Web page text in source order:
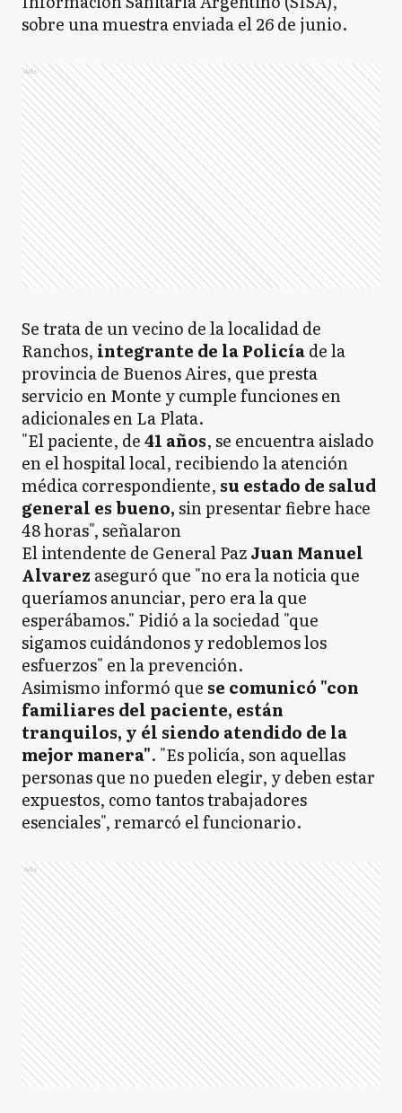
sobre una muestra enviada el 26 de junio.
Ads
Se trata de un vecino de la localidad de
Ranchos, integrante de la Policíade la
provincia de Buenos Aires, que presta
servicio en Monte y cumple funciones en
adicionales en La Plata.
"El paciente, de41 años, se encuentra aislado
en el hospital local, recibiendo la atención
médica correspondiente, su estado de salud
general es bueno,sin presentar fiebre hace
48 horas", señalaron
El intendente de General PazJuan Manuel
Alvarez aseguró que "no era la noticia que
queríamos anunciar, pero era la que
esperábamos." Pidió a la sociedad "que
sigamos cuidándonos y redoblemos los
esfuerzos" en la prevención.
Asimismo informó que se comunicó "con
familiares del paciente, están
tranquilos, y él siendo atendido de la
mejor manera". "Es policía, son aquellas
personas que no pueden elegir, y deben estar
expuestos, como tantos trabajadores
esenciales", remarcó el funcionario.
Ads